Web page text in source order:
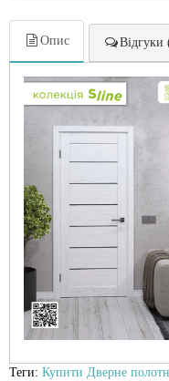
Опис Відгуки
Теги: Купити Дверне